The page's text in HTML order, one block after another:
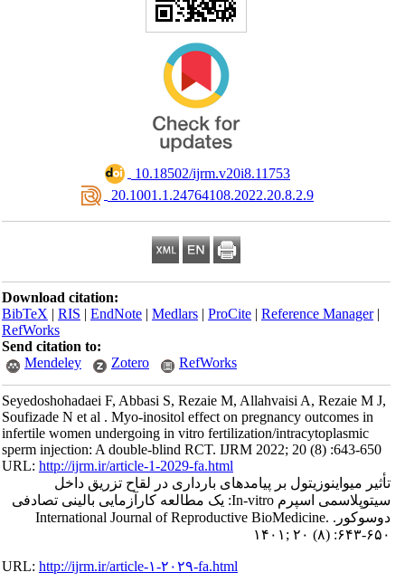
‎ 10.18502/ijrm.v20i8.11753
‎ 20.1001.1.24764108.2022.20.8.2.9
Download citation:
BibTeX|RIS|EndNote|Medlars|ProCite|Reference Manager
RefWorks
Send citation to:
Mendeley
Zotero RefWorks
Seyedoshohadaei F, Abbasi S, Rezaie M, Allahvaisi A, Rezaie M J,
Soufizade N et al . Myo-inositol effect on pregnancy outcomes in
infertile women undergoing in vitro fertilization/intracytoplasmic
sperm injection: A double-blind RCT. IJRM 2022; 20 (8) :643-650
URL:http://ijrm.ir/article-1-2029-fa.html
تأثیر میواینوزیتول بر پیامدهای بارداری در لقاح تزریق داخل
سیتوپلاسمی اسپرم In-vitro: یک مطالعه کارآزمایی بالینی تصادفی
دوسوکور. International Journal of Reproductive BioMedicine.
۱۴۰۱; ۲۰ (۸) :۶۴۳-۶۵۰
URL:http://ijrm.ir/article-۱-۲۰۲۹-fa.html